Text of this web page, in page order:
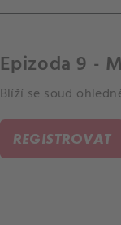
Epizoda 9 -
Blíží se soud
REGISTROVAT